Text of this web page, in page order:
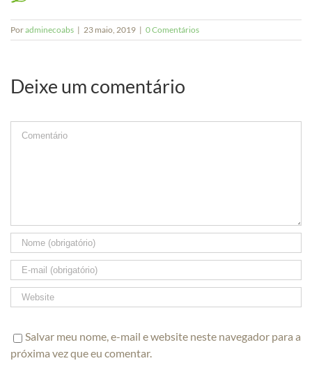
Poradminecoabs | 23 maio, 2019 | 0 Comentários
Deixe um comentário
Comment
Salvar meu nome, e-mail e website neste navegador para a
próxima vez que eu comentar.